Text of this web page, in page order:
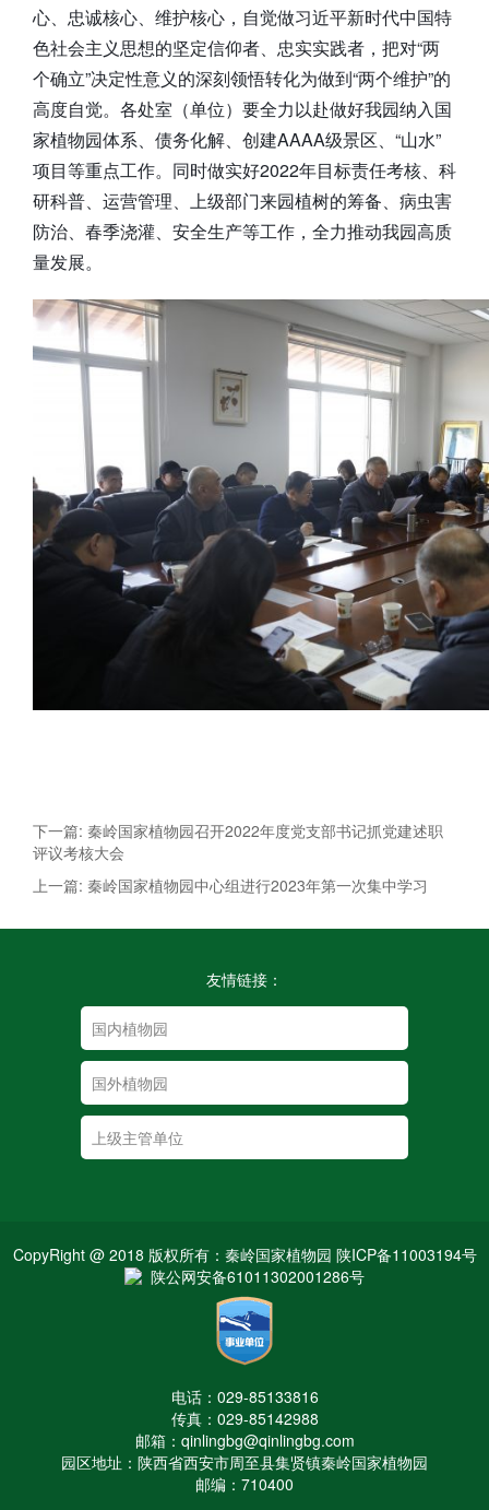
心、忠诚核心、维护核心，自觉做习近平新时代中国特
色社会主义思想的坚定信仰者、忠实实践者，把对“两
个确立”决定性意义的深刻领悟转化为做到“两个维护”的
高度自觉。各处室（单位）要全力以赴做好我园纳入国
家植物园体系、债务化解、创建AAAA级景区、“山水”
项目等重点工作。同时做实好2022年目标责任考核、科
研科普、运营管理、上级部门来园植树的筹备、病虫害
防治、春季浇灌、安全生产等工作，全力推动我园高质
量发展。
下一篇: 秦岭国家植物园召开2022年度党支部书记抓党建述职
评议考核大会
上一篇: 秦岭国家植物园中心组进行2023年第一次集中学习
友情链接：
CopyRight @ 2018 版权所有：秦岭国家植物园 陕ICP备11003194号
陕公网安备61011302001286号
电话：029-85133816
传真：029-85142988
邮箱：qinlingbg@qinlingbg.com
园区地址：陕西省西安市周至县集贤镇秦岭国家植物园
邮编：710400